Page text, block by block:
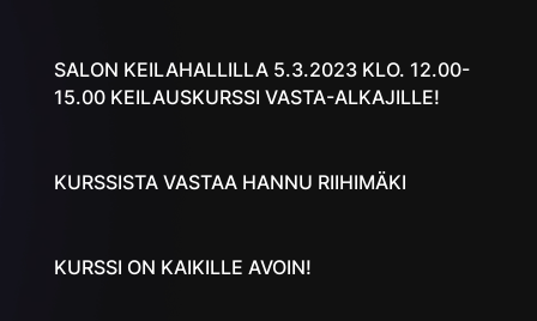
SALON KEILAHALLILLA 5.3.2023 KLO. 12.00-
15.00 KEILAUSKURSSI VASTA-ALKAJILLE!
KURSSISTA VASTAA HANNU RIIHIMÄKI
KURSSI ON KAIKILLE AVOIN!